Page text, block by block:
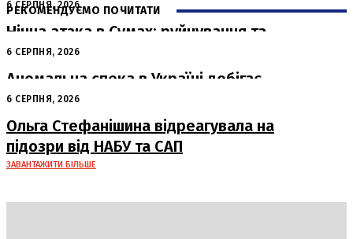
РЕКОМЕНДУЄМО ПОЧИТАТИ
6 СЕРПНЯ, 2026
Нічна атака в Сумах: руйнування та
жертви від російських авіабомб
6 СЕРПНЯ, 2026
Аномальна спека в Україні добігає
кінця: очікується похолодання
6 СЕРПНЯ, 2026
Ольга Стефанішина відреагувала на
підозри від НАБУ та САП
ЗАВАНТАЖИТИ БІЛЬШЕ